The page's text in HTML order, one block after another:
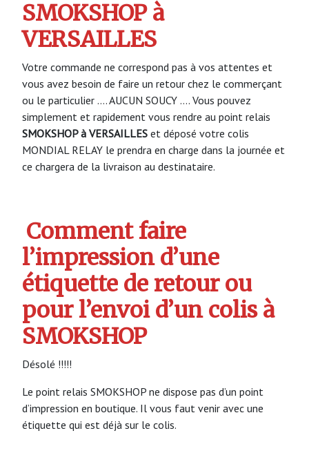
SMOKSHOP à
VERSAILLES
Votre commande ne correspond pas à vos attentes et
vous avez besoin de faire un retour chez le commerçant
ou le particulier …. AUCUN SOUCY …. Vous pouvez
simplement et rapidement vous rendre au point relais
SMOKSHOP à VERSAILLES et déposé votre colis
MONDIAL RELAY le prendra en charge dans la journée et
ce chargera de la livraison au destinataire.
Comment faire
l’impression d’une
étiquette de retour ou
pour l’envoi d’un colis à
SMOKSHOP
Désolé !!!!!
Le point relais SMOKSHOP ne dispose pas d’un point
d’impression en boutique. Il vous faut venir avec une
étiquette qui est déjà sur le colis.